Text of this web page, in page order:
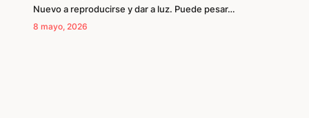
Nuevo a reproducirse y dar a luz. Puede pesar…
8 mayo, 2026